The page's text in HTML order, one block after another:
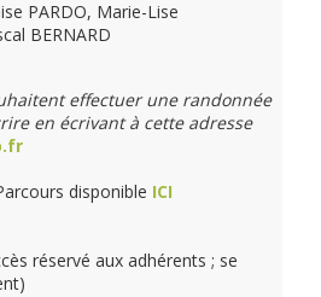
PARDO, Marie-Lise
BERNARD
effectuer une randonnée
en écrivant à cette adresse
disponible ICI
réservé aux adhérents ; se